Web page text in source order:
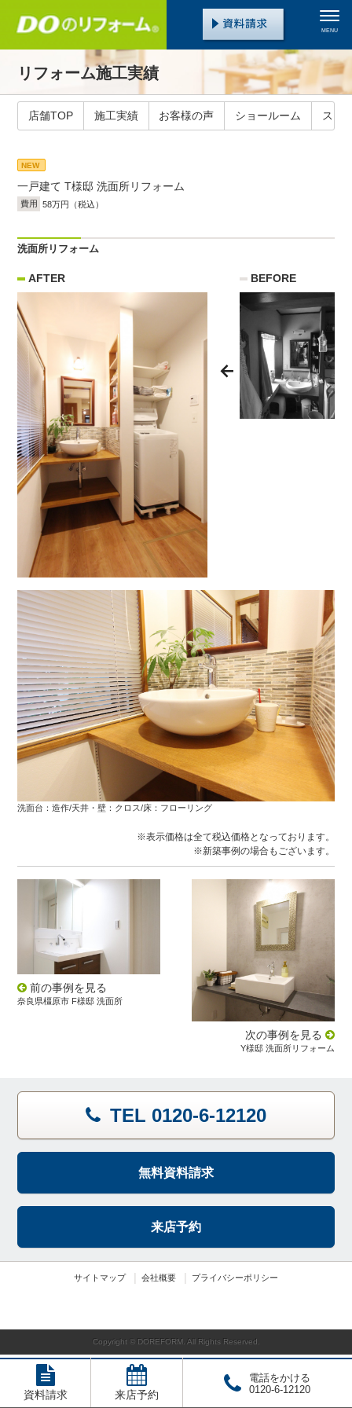
MENU
リフォーム施工実績
店舗TOP 施工実績 お客様の声 ショールーム スタ
NEW
一戸建て T様邸 洗面所リフォーム
費用 58万円（税込）
洗面所リフォーム
BEFORE
AFTER
洗面台：造作/天井・壁：クロス/床：フローリング
※表示価格は全て税込価格となっております。
※新築事例の場合もございます。
前の事例を見る
奈良県橿原市 F様邸 洗面所
次の事例を見る
Y様邸 洗面所リフォーム
TEL 0120-6-12120
無料資料請求
来店予約
サイトマップ 会社概要 プライバシーポリシー
資料請求 来店予約
電話をかける
0120-6-12120
Copyright © DOREFORM. All Rights Reserved.